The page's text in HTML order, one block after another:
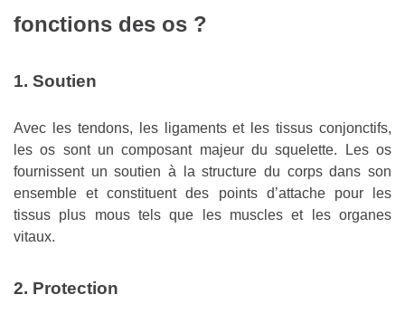
fonctions des os ?
1. Soutien
Avec les tendons, les ligaments et les tissus conjonctifs,
les os sont un composant majeur du squelette. Les os
fournissent un soutien à la structure du corps dans son
ensemble et constituent des points d’attache pour les
tissus plus mous tels que les muscles et les organes
vitaux.
2. Protection